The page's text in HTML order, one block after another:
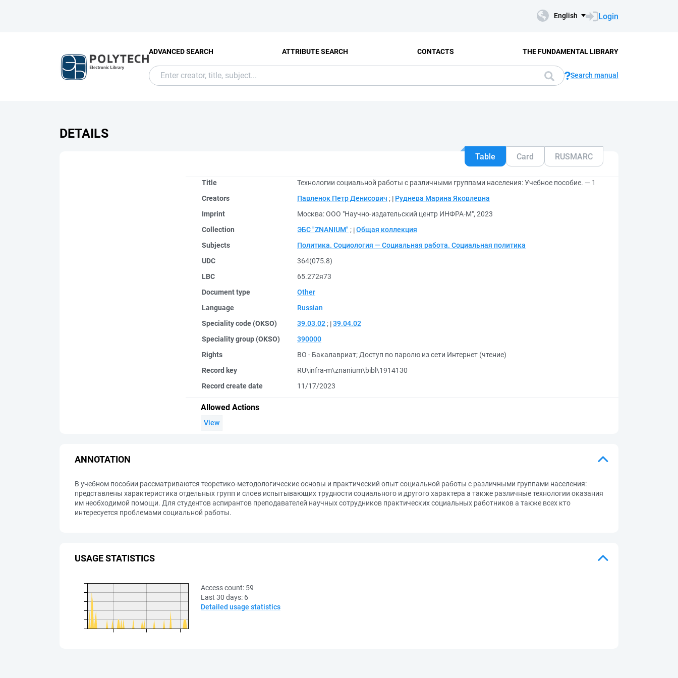
English Login
ADVANCED SEARCH ATTRIBUTE SEARCH CONTACTS THE FUNDAMENTAL LIBRARY
Search manual
DETAILS
Table Card RUSMARC
Title
Технологии социальной работы с различными группами населения: Учебное пособие. — 1
Creators
Павленок Петр Денисович ;
Руднева Марина Яковлевна
Imprint
Москва: ООО "Научно-издательский центр ИНФРА-М", 2023
Collection
ЭБС "ZNANIUM" ; Общая коллекция
Subjects
Политика. Социология — Социальная работа. Социальная политика
UDC
364(075.8)
LBC
65.272я73
Document type
Other
Language
Russian
Speciality code (OKSO)
39.03.02 ; 39.04.02
Speciality group (OKSO)
390000
Rights
ВО - Бакалавриат; Доступ по паролю из сети Интернет (чтение)
Record key
RU\infra-m\znanium\bibl\1914130
Record create date
11/17/2023
Allowed Actions
View
ANNOTATION
В учебном пособии рассматриваются теоретико-методологические основы и практический опыт социальной работы с различными группами населения:
представлены характеристика отдельных групп и слоев испытывающих трудности социального и другого характера а также различные технологии оказания
им необходимой помощи. Для студентов аспирантов преподавателей научных сотрудников практических социальных работников а также всех кто
интересуется проблемами социальной работы.
USAGE STATISTICS
Access count: 59
Last 30 days: 6
Detailed usage statistics